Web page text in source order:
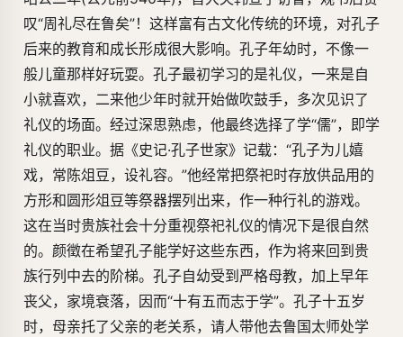
叹“周礼尽在鲁矣”！这样富有古文化传统的环境，对孔子
后来的教育和成长形成很大影响。孔子年幼时，不像一
般儿童那样好玩耍。孔子最初学习的是礼仪，一来是自
小就喜欢，二来他少年时就开始做吹鼓手，多次见识了
礼仪的场面。经过深思熟虑，他最终选择了学“儒”，即学
礼仪的职业。据《史记·孔子世家》记载：“孔子为儿嬉
戏，常陈俎豆，设礼容。”他经常把祭祀时存放供品用的
方形和圆形俎豆等祭器摆列出来，作一种行礼的游戏。
这在当时贵族社会十分重视祭祀礼仪的情况下是很自然
的。颜徵在希望孔子能学好这些东西，作为将来回到贵
族行列中去的阶梯。孔子自幼受到严格母教，加上早年
丧父，家境衰落，因而“十有五而志于学”。孔子十五岁
时，母亲托了父亲的老关系，请人带他去鲁国太师处学